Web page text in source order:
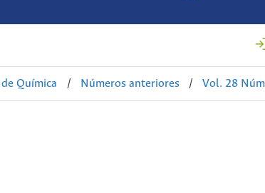
Química / Números anteriores / Vol. 28